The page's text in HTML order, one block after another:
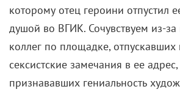
которому отец героини отпустил
душой во ВГИК. Сочувствуем из-за
коллег по площадке,
сексистские замечания в ее
признававших гениальность